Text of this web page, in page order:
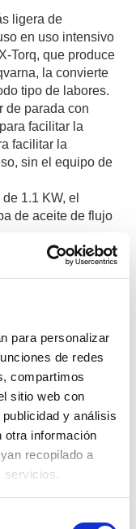
para personalizar
de redes
compartimos
sitio web con
y análisis
otra información
recopilado a
servicios.
ligera de
en uso intensivo
Torq, que produce
la convierte
tipo de labores.
de parada con
facilitar la
facilitar la
sin el equipo de
1.1 KW, el
de aceite de flujo
novedad